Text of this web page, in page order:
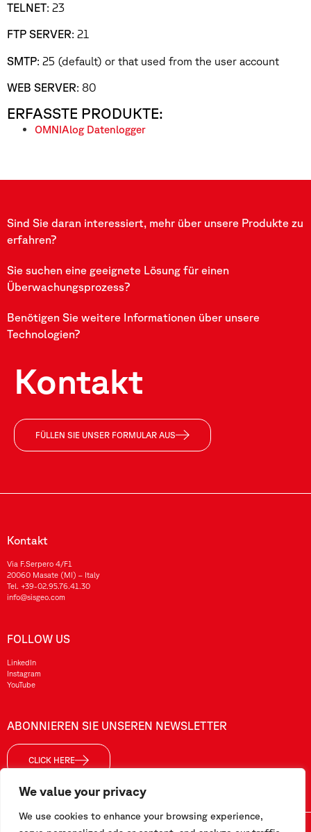
We value your privacy
We use cookies to enhance your browsing experience,
TELNET: 23
FTP SERVER: 21
SMTP: 25 (default) or that used from the user account
WEB SERVER: 80
ERFASSTE PRODUKTE:
OMNIAlog Datenlogger
Sind Sie daran interessiert, mehr über unsere Produkte zu
erfahren?
Sie suchen eine geeignete Lösung für einen
Überwachungsprozess?
Benötigen Sie weitere Informationen über unsere
Technologien?
Kontakt
FÜLLEN SIE UNSER FORMULAR AUS
Kontakt
Via F.Serpero 4/F1
20060 Masate (MI) – Italy
Tel. +39-02.95.76.41.30
info@sisgeo.com
FOLLOW US
LinkedIn
Instagram
YouTube
ABONNIEREN SIE UNSEREN NEWSLETTER
CLICK HERE
Sisgeo SRL – VAT No./ CF / Reg. Imp.: 10732420152 – REA: 1413159 – Share Cap. €99.000,00